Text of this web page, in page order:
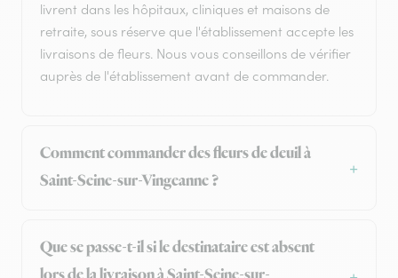
livrent dans les hôpitaux, cliniques et maisons de
retraite, sous réserve que l'établissement accepte les
livraisons de fleurs. Nous vous conseillons de vérifier
auprès de l'établissement avant de commander.
Comment commander des fleurs de deuil à
Saint-Seine-sur-Vingeanne ?
Que se passe-t-il si le destinataire est absent